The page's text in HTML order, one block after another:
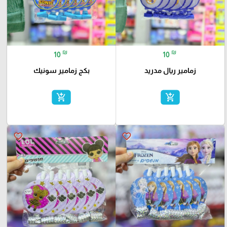
10 ₪
زمامير ريال مدريد
add_shopping_cart
10 ₪
بكج زمامير سونيك
add_shopping_cart
favorite_border
favorite_border